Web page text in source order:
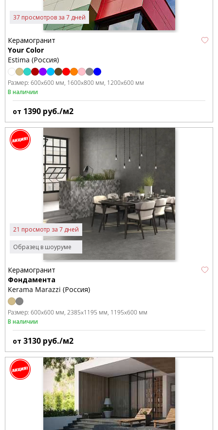
37 просмотров за 7 дней
Керамогранит
Your Color
Estima (Россия)
Размер: 600x600 мм 1600x800 мм 1200x600 мм
В наличии
от 1390 руб./м2
Образец в шоуруме
21 просмотр за 7 дней
Керамогранит
Фондамента
Kerama Marazzi (Россия)
Размер: 600x600 мм 2385x1195 мм 1195x600 мм
В наличии
от 3130 руб./м2